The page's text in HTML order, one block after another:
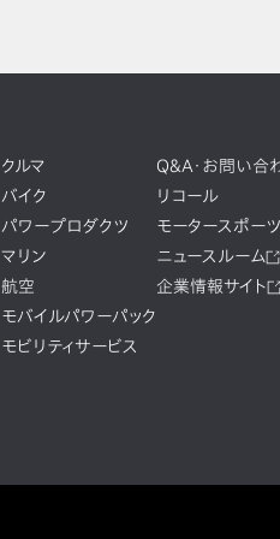
クルマ
バイク
パワープロダクツ
マリン
航空
モバイルパワーパック
モビリティサービス
Q&A・お問い合
リコール
モータースポーツ
ニュースルーム
企業情報サイト